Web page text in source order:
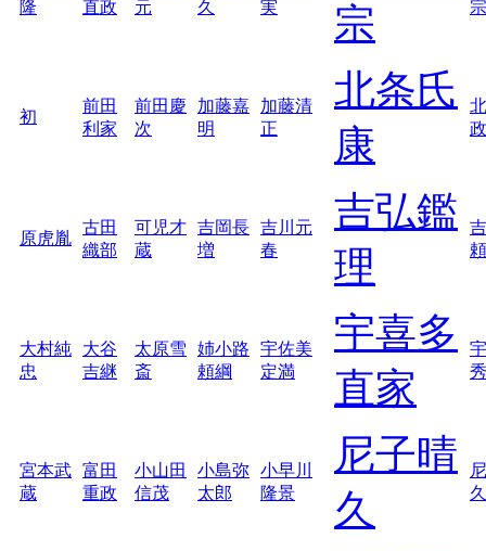
隆
直政
元
久
実
宗
宗
初
前田
利家
前田慶
次
加藤嘉
明
加藤清
正
北条氏
康
政
原虎胤
古田
織部
可児才
蔵
吉岡長
増
吉川元
春
吉弘鑑
理
頼
大村純
忠
大谷
吉継
太原雪
斎
姉小路
頼綱
宇佐美
定満
宇喜多
直家
宮本武
蔵
富田
重政
小山田
信茂
小島弥
太郎
小早川
隆景
尼子晴
久
久